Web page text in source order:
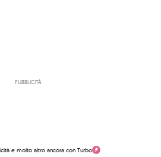
PUBBLICITÀ
e molto altro ancora con Turbo